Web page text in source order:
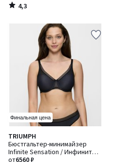
4,3
/
Финальная цена
TRIUMPH
Бюстгальтер-минимайзер
Infinite Sensation / Инфинит
Сенсейшн
от6560 ₽
4,8
/ 5
Количество
цветов:
2